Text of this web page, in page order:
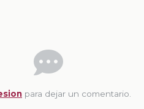
para dejar un comentario.